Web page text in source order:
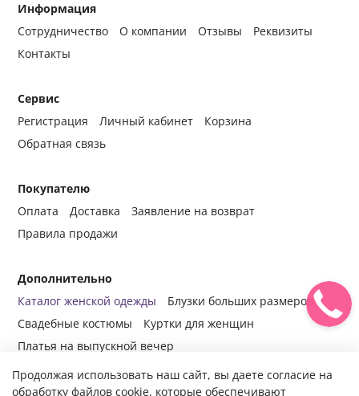
Информация
Сотрудничество
О компании Отзывы
Реквизиты
Контакты
Сервис
Регистрация
Личный кабинет
Корзина
Обратная связь
Покупателю
Оплата
Доставка
Заявление на возврат
Правила продажи
Дополнительно
Каталог женской одежды
Блузки больших размеров
Свадебные костюмы
Куртки для женщин
Платья на выпускной вечер
Продолжая использовать наш сайт, вы даете согласие на
обработку файлов cookie, которые обеспечивают